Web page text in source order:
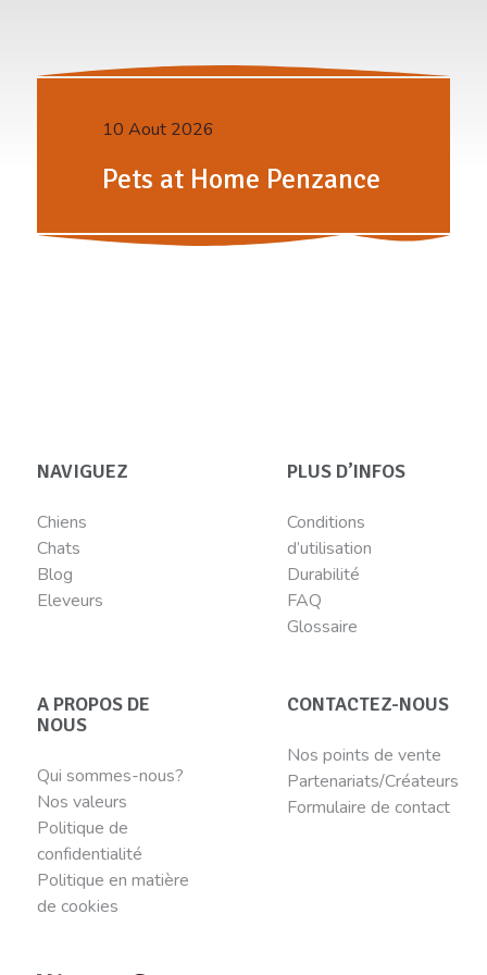
10 Aout 2026
Pets at Home Penzance
NAVIGUEZ
Chiens
Chats
Blog
Eleveurs
PLUS D’INFOS
Conditions
d’utilisation
Durabilité
FAQ
Glossaire
A PROPOS DE
NOUS
Qui sommes-nous?
Nos valeurs
Politique de
confidentialité
Politique en matière
de cookies
CONTACTEZ-NOUS
Nos points de vente
Partenariats/Créateurs
Formulaire de contact